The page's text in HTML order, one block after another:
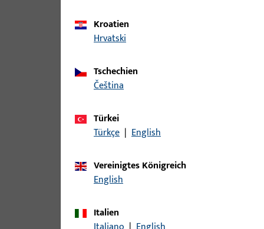
B-78430-04-0-1 | Drückerstift |
B-78430-05-0-1 | Drückerstift |
B-78430-07-0-1 | Drückerstift |
Kroatien
Hrvatski
Tschechien
čeština
Türkei
Türkçe | English
Vereinigtes Königreich
English
Italien